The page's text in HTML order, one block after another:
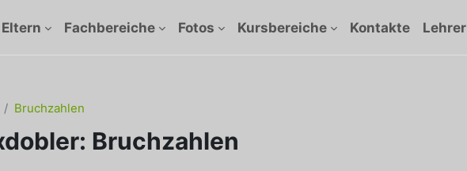
Eltern Fachbereiche Fotos Kursbereiche Kontakte Lehrer
Bruchzahlen
Bruchzahlen